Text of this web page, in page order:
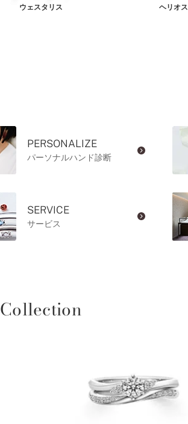
ウェスタリス ヘリオス
PERSONALIZE
パーソナルハンド診断
SERVICE
サービス
Collection